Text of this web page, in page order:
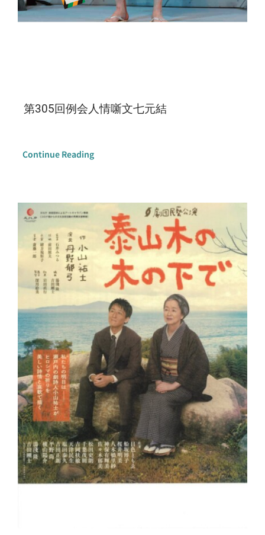
第305回例会人情噺文七元結
Continue Reading